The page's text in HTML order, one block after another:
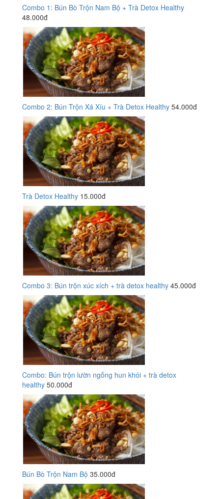
Combo 1: Bún Bò Trộn Nam Bộ + Trà Detox Healthy
48.000đ
Combo 2: Bún Trộn Xá Xíu + Trà Detox Healthy 54.000đ
Trà Detox Healthy 15.000đ
Combo 3: Bún trộn xúc xích + trà detox healthy 45.000đ
Combo: Bún trộn lườn ngỗng hun khói + trà detox
healthy 50.000đ
Bún Bò Trộn Nam Bộ 35.000đ